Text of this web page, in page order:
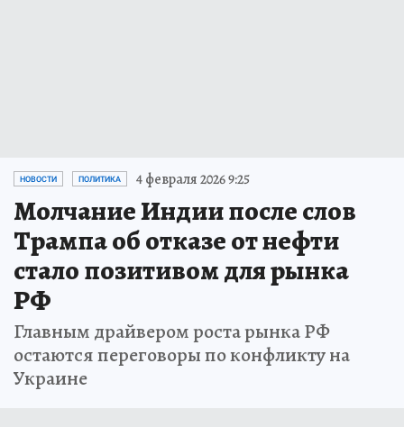
НОВОСТИ ПОЛИТИКА 4 февраля 2026 9:25
Молчание Индии после слов
Трампа об отказе от нефти
стало позитивом для рынка
РФ
Главным драйвером роста рынка РФ
остаются переговоры по конфликту на
Украине